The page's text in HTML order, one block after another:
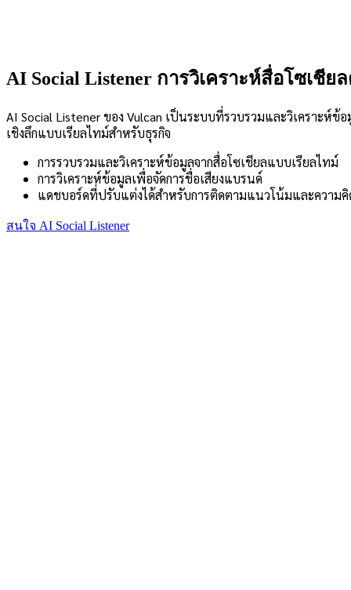
AI Social Listener การวิเคราะห์สื่อโซเชีย
AI Social Listener ของ Vulcan เป็นระบบที่รวบรวมและวิเคราะห์
เชิงลึกแบบเรียลไทม์สำหรับธุรกิจ
การรวบรวมและวิเคราะห์ข้อมูลจากสื่อโซเชียลแบบเรียลไทม์
การวิเคราะห์ข้อมูลเพื่อจัดการชื่อเสียงแบรนด์
แดชบอร์ดที่ปรับแต่งได้สำหรับการติดตามแนวโน้มและความคิ
สนใจ AI Social Listener